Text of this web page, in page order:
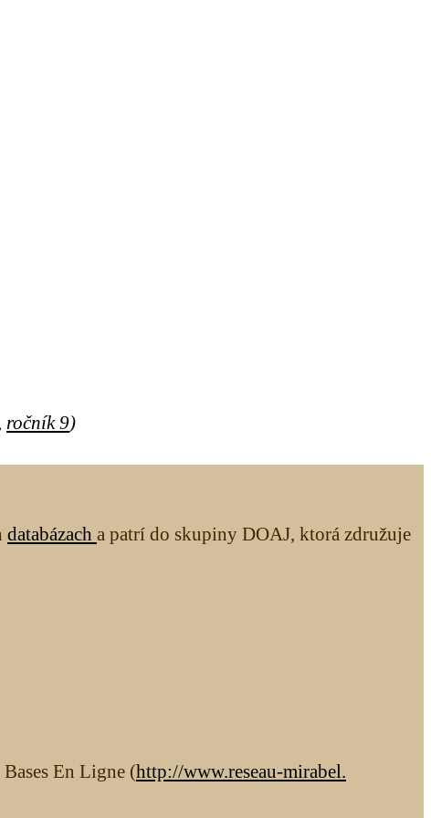
ročník 9)
databázach a patrí do skupiny DOAJ, ktorá združuje
En Ligne (http://www.reseau-mirabel.